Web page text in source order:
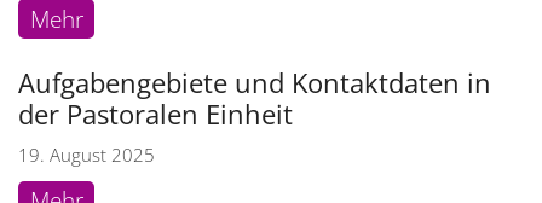
Mehr
Aufgabengebiete und Kontaktdaten in
der Pastoralen Einheit
19. August 2025